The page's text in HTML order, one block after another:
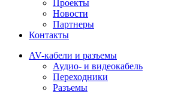
Проекты
Новости
Партнеры
Контакты
AV-кабели и разъемы
Аудио- и видеокабель
Переходники
Разъемы